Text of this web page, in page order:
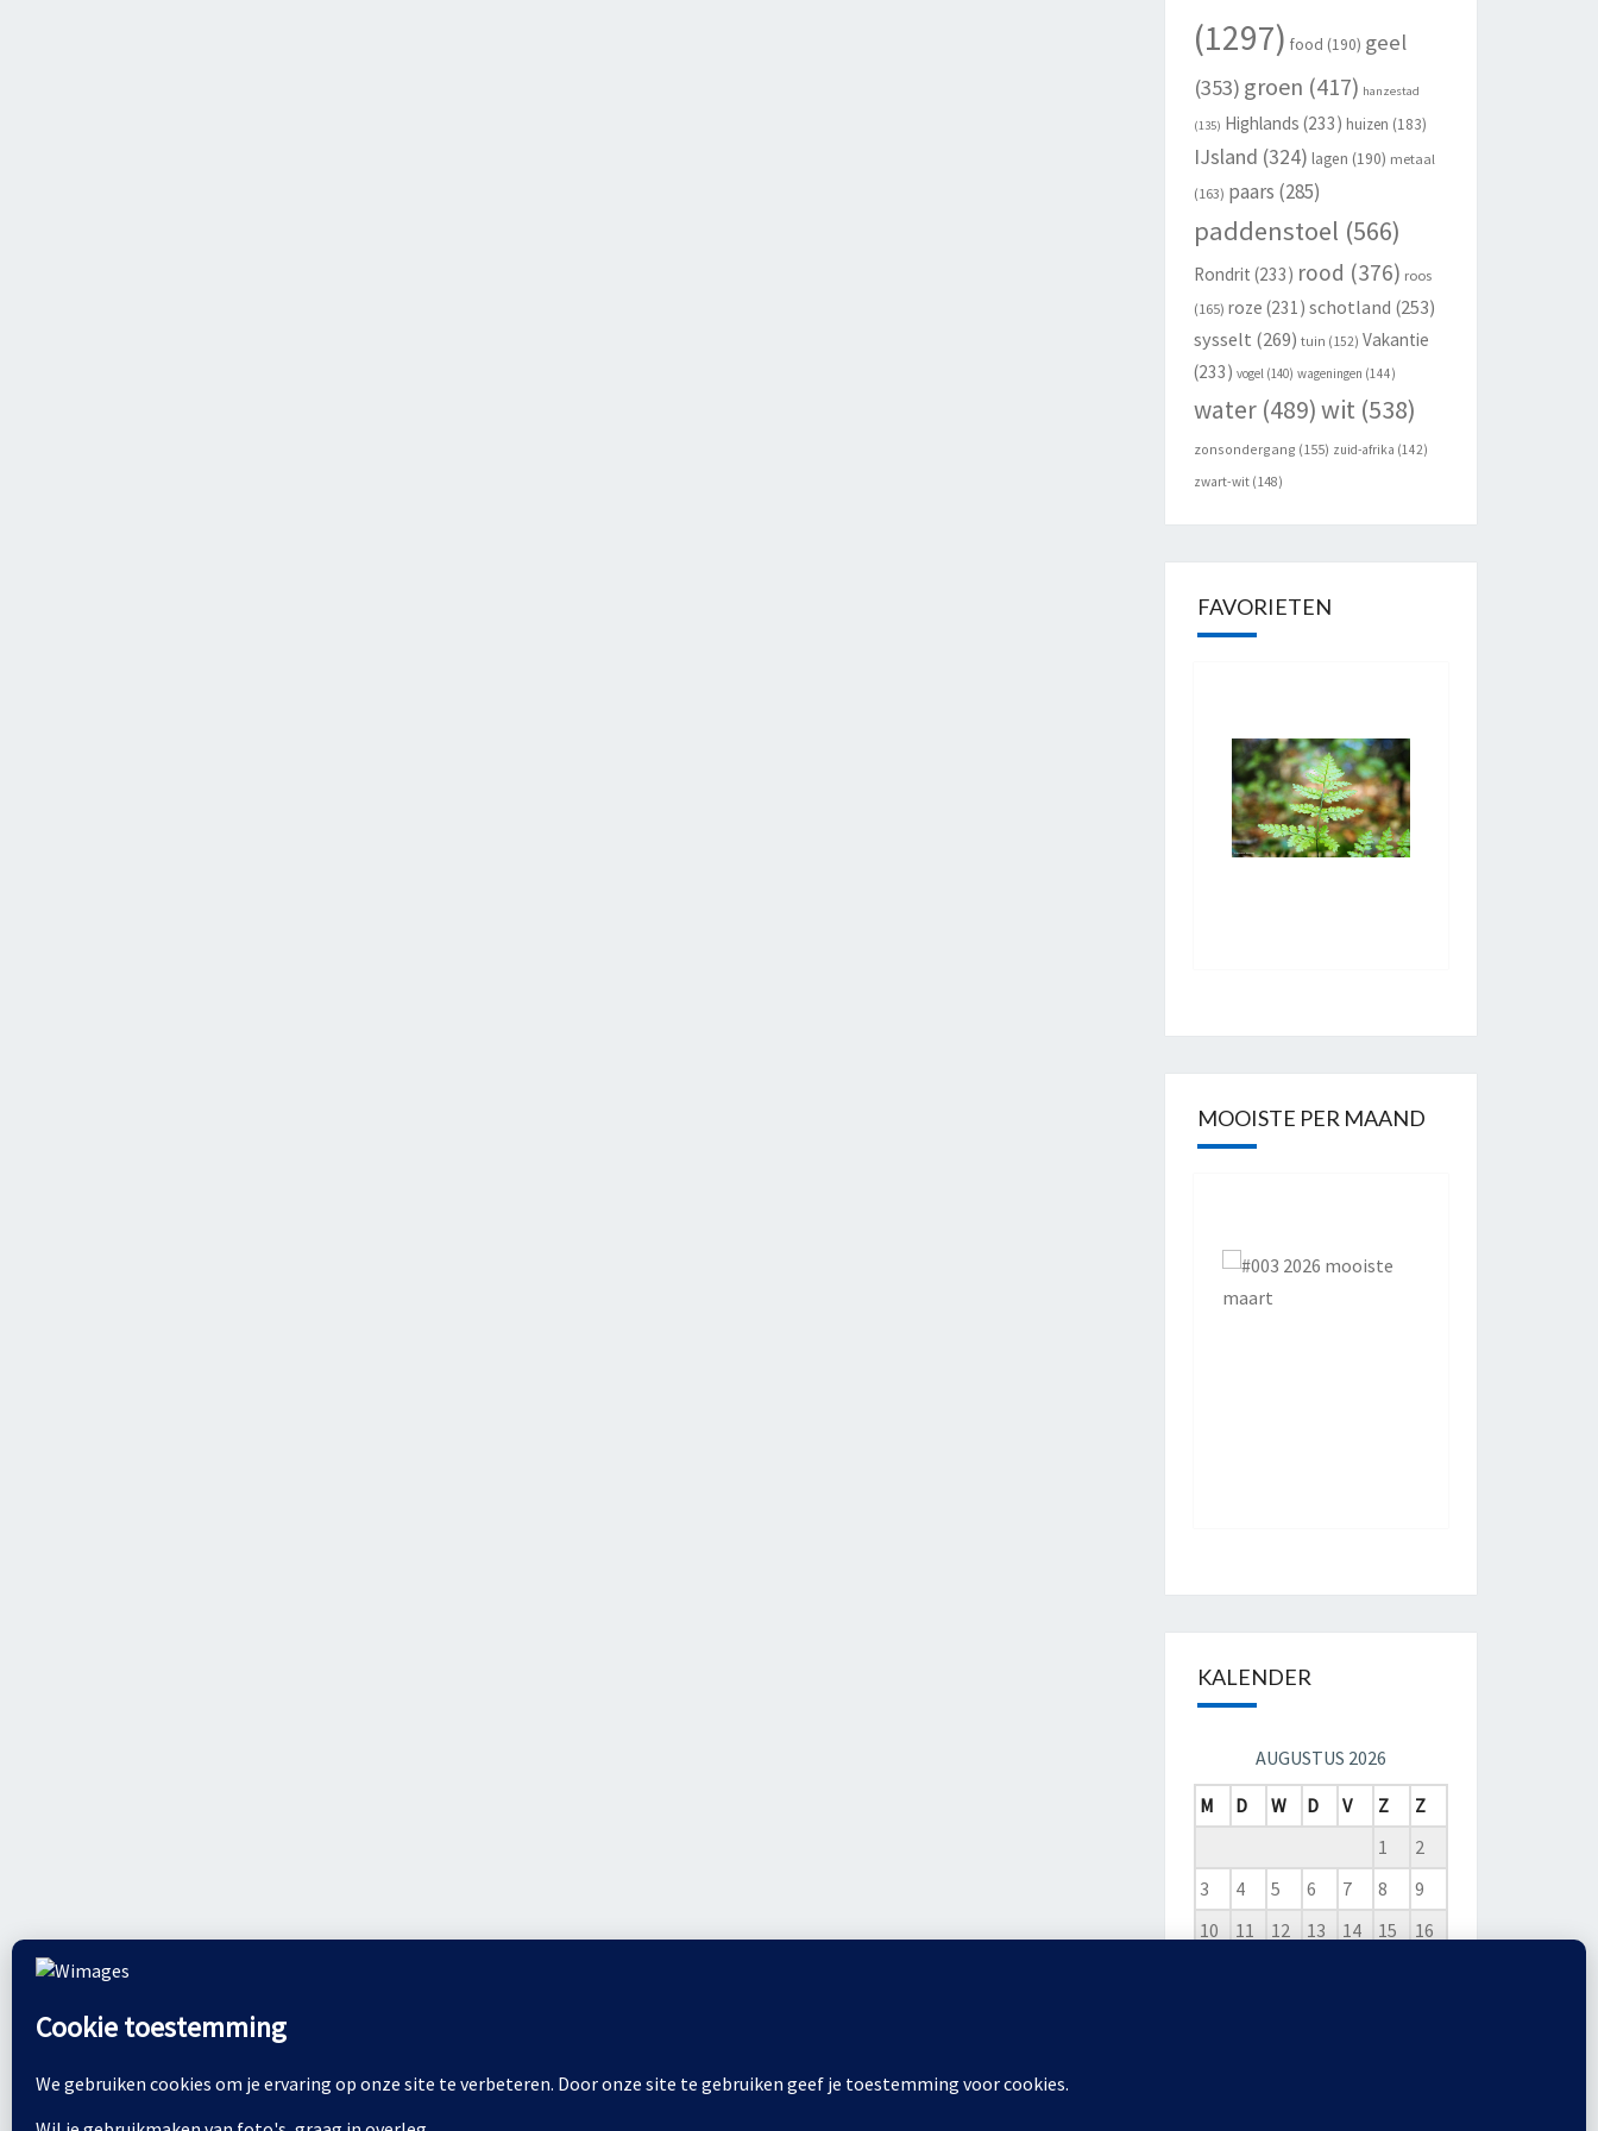
(1297) food (190) geel
(353) groen (417) hanzestad
(135) Highlands (233) huizen (183)
IJsland (324) lagen (190) metaal
(163) paars (285)
paddenstoel (566)
Rondrit (233) rood (376) roos
(165) roze (231) schotland (253)
sysselt (269) tuin (152) Vakantie
(233) vogel(140) wageningen (144)
water(489)wit (538)
zonsondergang (155) zuid-afrika (142)
zwart-wit(148)
FAVORIETEN
MOOISTE PER MAAND
KALENDER
AUGUSTUS 2026
M
D W D V Z
Z
1
2
3
4 5 6 7 8
9
10
11 12 13 14 15
16